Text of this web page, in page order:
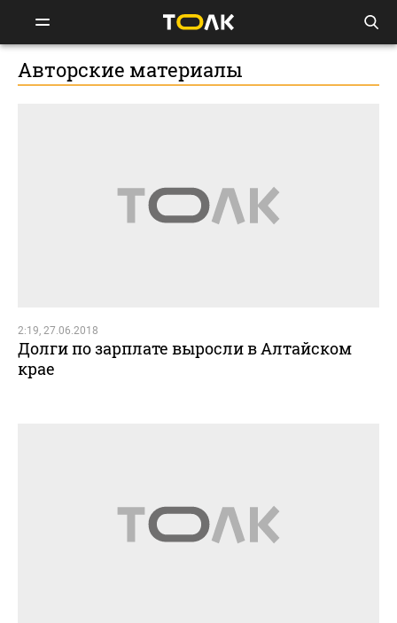
Авторские материалы
2:19, 27.06.2018
Долги по зарплате выросли в Алтайском
крае